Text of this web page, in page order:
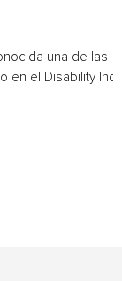
una de las
en el Disability